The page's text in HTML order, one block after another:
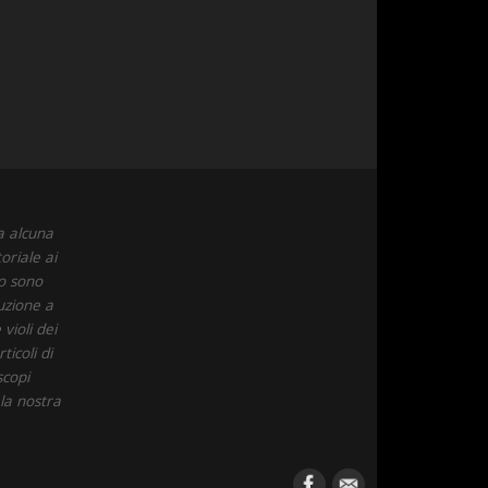
alcuna
ai
sono
a
violi dei
di
nostra